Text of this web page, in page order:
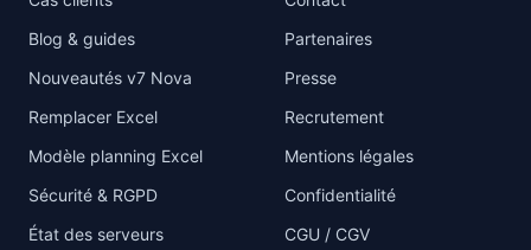
Blog & guides
Nouveautés v7 Nova
Remplacer Excel
Modèle planning Excel
Sécurité & RGPD
État des serveurs
Partenaires
Presse
Recrutement
Mentions légales
Confidentialité
CGU / CGV